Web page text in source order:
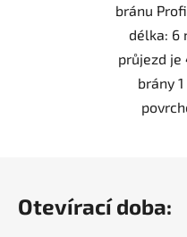
bránu
délka: 6
průjezd je
brány
Otevírací doba: